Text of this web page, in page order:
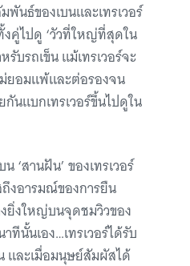
นธ์ของเบนและเทรเวอร์
คู่ไปดู ‘วัวที่ใหญ่ที่สุดใน
บรถเข็น แม้เทรเวอร์จะ
ยอมแพ้และต่อรองจน
นแบกเทรเวอร์ขึ้นไปดูใน
‘สานฝัน’ ของเทรเวอร์
งอารมณ์ของการยืน
ยิ่งใหญ่บนจุดชมวิวของ
นั้นเอง…เทรเวอร์ได้รับ
และเมื่อมนุษย์สัมผัสได้